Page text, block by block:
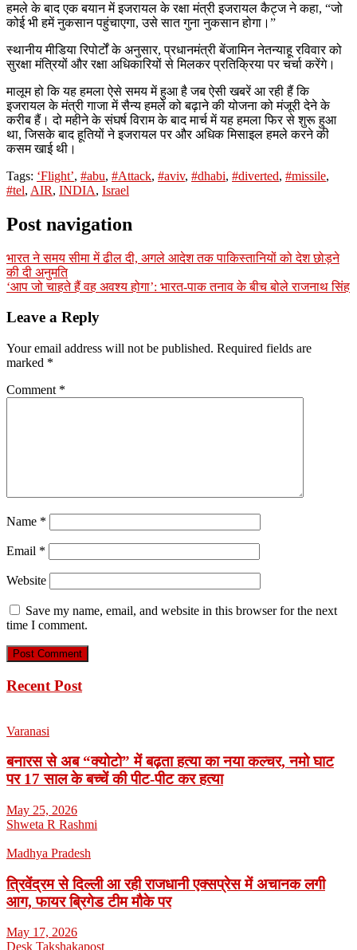
हमले के बाद एक बयान में इजरायल के रक्षा मंत्री इजरायल कैट्ज ने कहा, “जो
कोई भी हमें नुकसान पहुंचाएगा, उसे सात गुना नुकसान होगा।”
स्थानीय मीडिया रिपोर्टों के अनुसार, प्रधानमंत्री बेंजामिन नेतन्याहू रविवार को
सुरक्षा मंत्रियों और रक्षा अधिकारियों से मिलकर प्रतिक्रिया पर चर्चा करेंगे।
मालूम हो कि यह हमला ऐसे समय में हुआ है जब ऐसी खबरें आ रही हैं कि
इजरायल के मंत्री गाजा में सैन्य हमले को बढ़ाने की योजना को मंजूरी देने के
करीब हैं। दो महीने के संघर्ष विराम के बाद मार्च में यह हमला फिर से शुरू हुआ
था, जिसके बाद हूतियों ने इजरायल पर और अधिक मिसाइल हमले करने की
कसम खाई थी।
Tags: ‘Flight’, #abu, #Attack, #aviv, #dhabi, #diverted, #missile,
#tel, AIR, INDIA, Israel
Post navigation
भारत ने समय सीमा में ढील दी, अगले आदेश तक पाकिस्तानियों को देश छोड़ने
की दी अनुमति
‘आप जो चाहते हैं वह अवश्य होगा’: भारत-पाक तनाव के बीच बोले राजनाथ सिंह
Leave a Reply
Your email address will not be published. Required fields are
marked *
Comment *
Name *
Email *
Website
Save my name, email, and website in this browser for the next
time I comment.
Recent Post
Varanasi
बनारस से अब “क्योटो” में बढ़ता हत्या का नया कल्चर, नमो घाट
पर 17 साल के बच्चें की पीट-पीट कर हत्या
May 25, 2026
Shweta R Rashmi
Madhya Pradesh
त्रिवेंद्रम से दिल्ली आ रही राजधानी एक्सप्रेस में अचानक लगी
आग, फायर ब्रिगेड टीम मौके पर
May 17, 2026
Desk Takshakapost